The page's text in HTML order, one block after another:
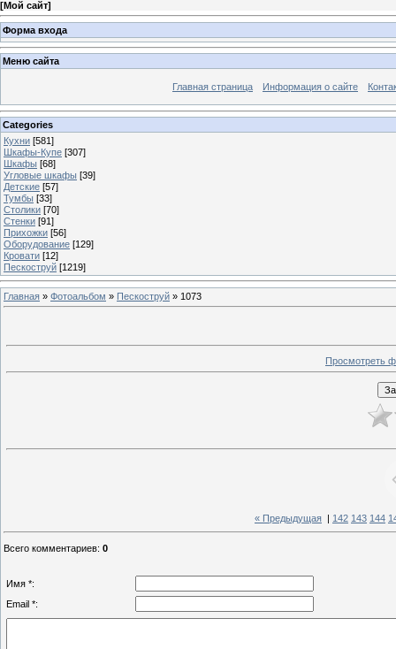
[Мой сайт]
Форма входа
Меню сайта
Главная страница Информация о сайте
Categories
Кухни [581]
Шкафы-Купе [307]
Шкафы [68]
Угловые шкафы [39]
Детские [57]
Тумбы [33]
Столики [70]
Стенки [91]
Прихожки [56]
Оборудование [129]
Кровати [12]
Пескоструй [1219]
Главная » Фотоальбом » Пескоструй » 1073
Просмотреть
« Предыдущая 142 143 144
Всего комментариев: 0
Имя *:
Email *: